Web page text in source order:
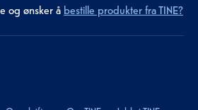
og ønsker å bestille produkter fra TINE?